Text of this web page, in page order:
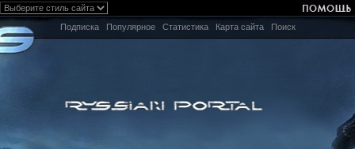
Подписка Популярное Статистика Карта сайта Поиск